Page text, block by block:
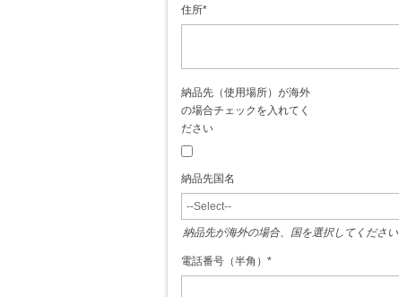
住所*
納品先（使用場所）が海外
の場合チェックを入れてく
ださい
納品先国名
納品先が海外の場合、国を選択してください
電話番号（半角） *